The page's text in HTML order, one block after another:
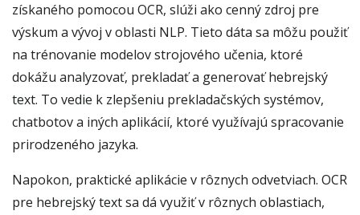
získaného pomocou OCR, slúži ako cenný zdroj pre
výskum a vývoj v oblasti NLP. Tieto dáta sa môžu použiť
na trénovanie modelov strojového učenia, ktoré
dokážu analyzovať, prekladať a generovať hebrejský
text. To vedie k zlepšeniu prekladačských systémov,
chatbotov a iných aplikácií, ktoré využívajú spracovanie
prirodzeného jazyka.
Napokon, praktické aplikácie v rôznych odvetviach. OCR
pre hebrejský text sa dá využiť v rôznych oblastiach,